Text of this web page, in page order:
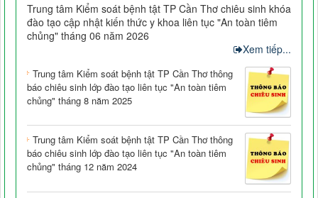
Trung tâm Kiểm soát bệnh tật TP Cần Thơ chiêu sinh khóa
đào tạo cập nhật kiến thức y khoa liên tục "An toàn tiêm
chủng" tháng 06 năm 2026
Xem tiếp...
Trung tâm Kiểm soát bệnh tật TP Cần Thơ thông
báo chiêu sinh lớp đào tạo liên tục "An toàn tiêm
chủng" tháng 8 năm 2025
Trung tâm Kiểm soát bệnh tật TP Cần Thơ thông
báo chiêu sinh lớp đào tạo liên tục "An toàn tiêm
chủng" tháng 12 năm 2024